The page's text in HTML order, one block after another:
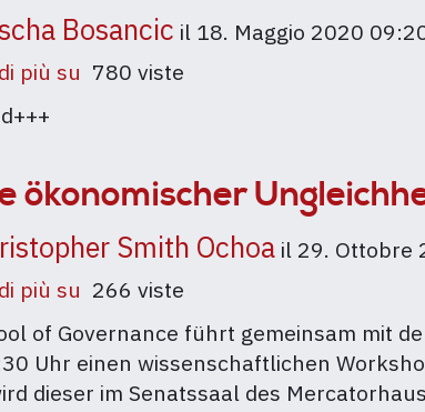
Bosancic il 18. Maggio 2020
più su Summer
780 viste
ökonomischer
Smith Ochoa il 29. Ottobre
più su Narrative
ökonomischer
Ungleichheit
266 viste
of Governance führt gemeinsam mit
Uhr einen wissenschaftlichen
dieser im Senatssaal des